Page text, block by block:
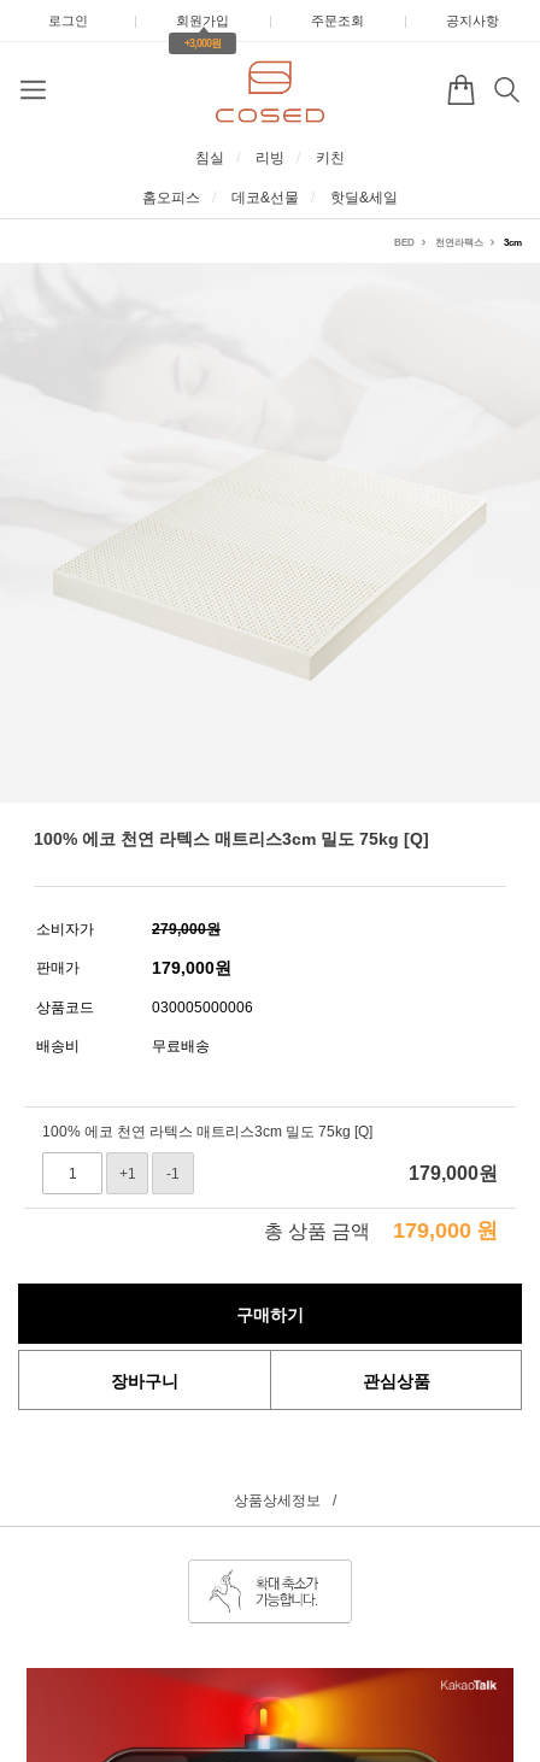
로그인 | 회원가입 |
+3,000원
주문조회 | 공지사항
침실 리빙 키친
홈오피스 데코&선물 핫딜&세일
BED 천연라텍스 3cm
100% 에코 천연 라텍스 매트리스3cm 밀도 75kg [Q]
소비자가 279,000원
판매가 179,000원
상품코드 030005000006
배송비 무료배송
100% 에코 천연 라텍스 매트리스3cm 밀도 75kg [Q]
+1 -1 179,000원
총 상품 금액 179,000 원
구매하기
장바구니 관심상품
상품상세정보